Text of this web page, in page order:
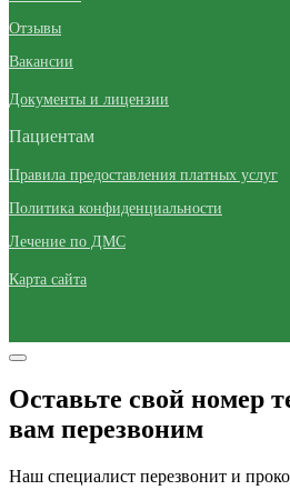
Отзывы
Вакансии
Документы и лицензии
Пациентам
Правила предоставления платных услуг
Политика конфиденциальности
Лечение по ДМС
Карта сайта
Оставьте свой номер
вам перезвоним
Наш специалист перезвонит и